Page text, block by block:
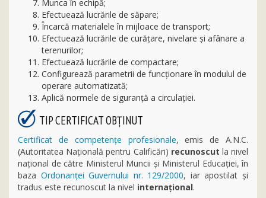
Munca în echipă;
Efectuează lucrările de săpare;
Încarcă materialele în mijloace de transport;
Efectuează lucrările de curăţare, nivelare şi afânare a
terenurilor;
Efectuează lucrările de compactare;
Configurează parametrii de funcționare în modulul de
operare automatizată;
Aplică normele de siguranţă a circulaţiei.
TIP CERTIFICAT OBȚINUT
Certificat de competențe profesionale, emis de A.N.C.
(Autoritatea Națională pentru Calificări) recunoscut la nivel
național de către Ministerul Muncii şi Ministerul Educaţiei, în
baza Ordonanței Guvernului nr. 129/2000, iar apostilat și
tradus este recunoscut la nivel internațional.